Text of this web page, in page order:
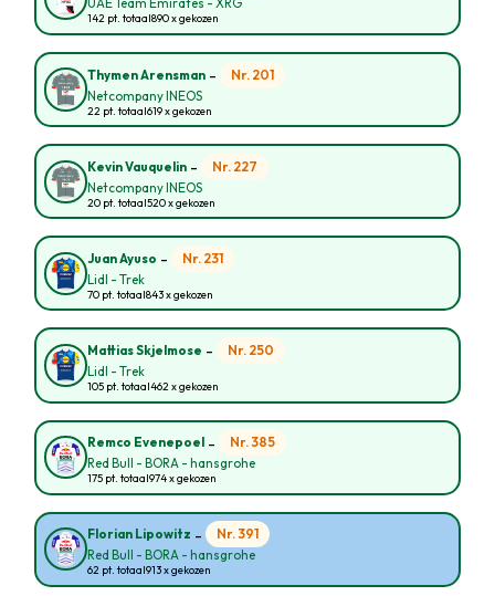
UAE Team Emirates - XRG
142 pt. totaal890 x gekozen
Thymen Arensman - Nr. 201
Netcompany INEOS
22 pt. totaal619 x gekozen
Kevin Vauquelin - Nr. 227
Netcompany INEOS
20 pt. totaal520 x gekozen
Juan Ayuso - Nr. 231
Lidl - Trek
70 pt. totaal843 x gekozen
Mattias Skjelmose - Nr. 250
Lidl - Trek
105 pt. totaal462 x gekozen
Remco Evenepoel - Nr. 385
Red Bull - BORA - hansgrohe
175 pt. totaal974 x gekozen
Florian Lipowitz - Nr. 391
Red Bull - BORA - hansgrohe
62 pt. totaal913 x gekozen